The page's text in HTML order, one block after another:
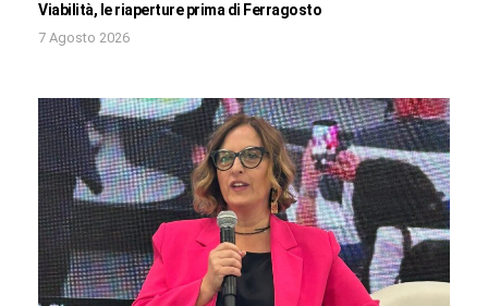
Viabilità, le riaperture prima di Ferragosto
7 Agosto 2026